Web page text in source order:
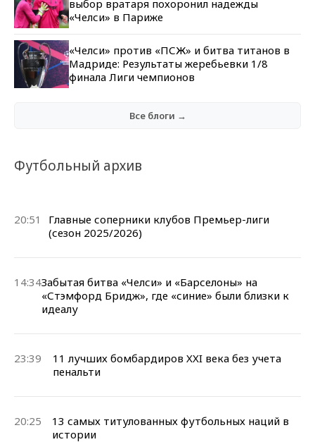
выбор вратаря похоронил надежды
«Челси» в Париже
«Челси» против «ПСЖ» и битва титанов в
Мадриде: Результаты жеребьевки 1/8
финала Лиги чемпионов
Все блоги →
Футбольный архив
20:51
Главные соперники клубов Премьер-лиги
(сезон 2025/2026)
14:34Забытая битва «Челси» и «Барселоны» на
«Стэмфорд Бридж», где «синие» были близки к
идеалу
23:39
11 лучших бомбардиров XXI века без учета
пенальти
20:25
13 самых титулованных футбольных наций в
истории